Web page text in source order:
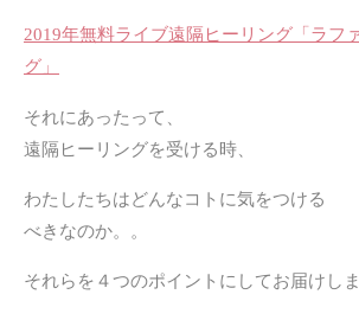
2019年無料ライブ遠隔ヒーリング「ラフ
グ」
それにあったって、
遠隔ヒーリングを受ける時、
わたしたちはどんなコトに気をつける
べきなのか。。
それらを４つのポイントにしてお届けしま